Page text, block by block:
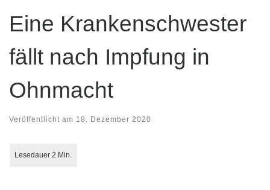
Eine Krankenschwester
fällt nach Impfung in
Ohnmacht
Veröffentlicht am 18. Dezember 2020